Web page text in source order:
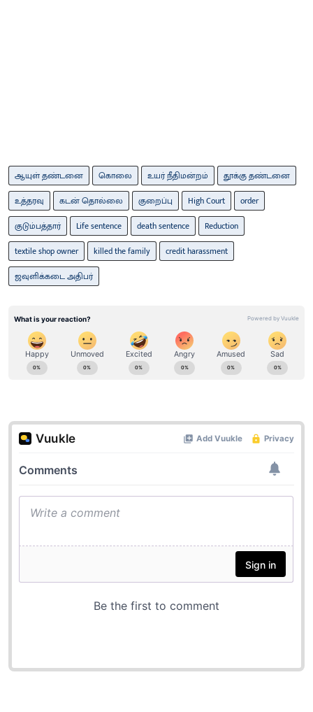
ஆயுள் தண்டனை கொலை உயர் நீதிமன்றம்
தூக்கு தண்டனை
உத்தரவு
கடன் தொல்லை குறைப்பு High Court
order
குடும்பத்தார்
Life sentence death sentence
Reduction
textile shop owner
killed the family
credit harassment
ஜவுளிக்கடை அதிபர்